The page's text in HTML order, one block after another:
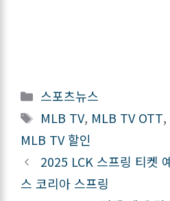
카
테
리
스포츠뉴스
태
그
MLB TV, MLB TV OTT,
MLB TV 할인
2025 LCK 스프링 티켓
스 코리아 스프링